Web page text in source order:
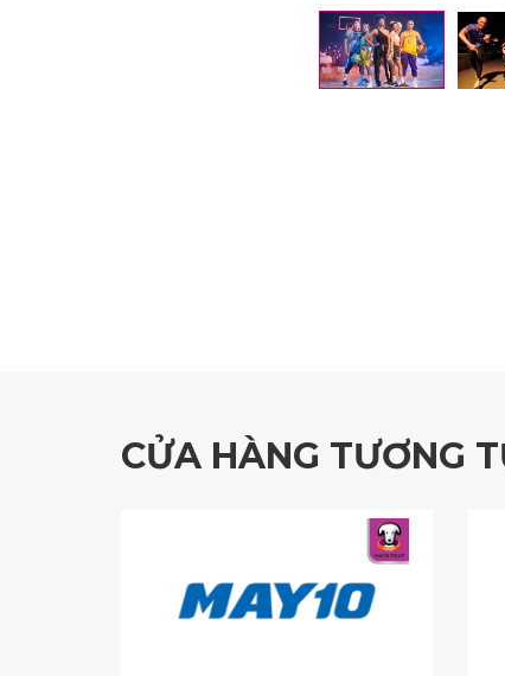
CỬA HÀNG TƯƠNG